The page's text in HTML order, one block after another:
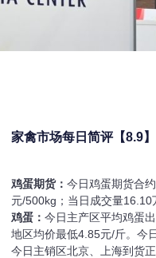
家禽市场每日简评【8.9】
鸡蛋期货： 今日鸡蛋期货合
元/500kg；当日成交量16.10
鸡蛋： 今日主产区平均鸡蛋
地区均价最低4.85元/斤。今
今日主销区北京、上海到货